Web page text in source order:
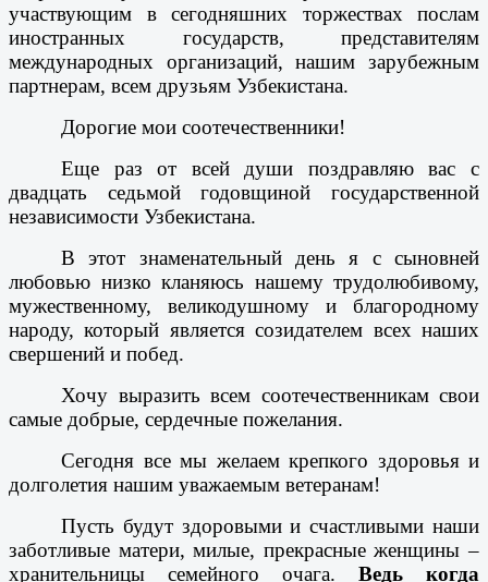
участвующим в сегодняшних торжествах послам
иностранных государств, представителям
международных организаций, нашим зарубежным
партнерам, всем друзьям Узбекистана.
Дорогие мои соотечественники!
Еще раз от всей души поздравляю вас с
двадцать седьмой годовщиной государственной
независимости Узбекистана.
В этот знаменательный день я с сыновней
любовью низко кланяюсь нашему трудолюбивому,
мужественному, великодушному и благородному
народу, который является созидателем всех наших
свершений и побед.
Хочу выразить всем соотечественникам свои
самые добрые, сердечные пожелания.
Сегодня все мы желаем крепкого здоровья и
долголетия нашим уважаемым ветеранам!
Пусть будут здоровыми и счастливыми наши
заботливые матери, милые, прекрасные женщины –
хранительницы семейного очага. Ведь когда